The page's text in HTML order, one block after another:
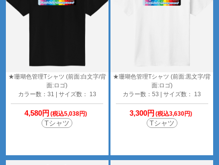
★珊瑚色管理Tシャツ (前面:白文字/背
面:ロゴ)
カラー数：31 | サイズ数： 13
4,580円 (税込5,038円)
Tシャツ
★珊瑚色管理Tシャツ (前面:黒文字/背
面:ロゴ)
カラー数：53 | サイズ数： 13
3,300円 (税込3,630円)
Tシャツ